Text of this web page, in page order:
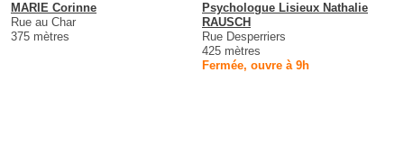
MARIE Corinne
Rue au Char
375 mètres
Psychologue Lisieux Nathalie
RAUSCH
Rue Desperriers
425 mètres
Fermée, ouvre à 9h